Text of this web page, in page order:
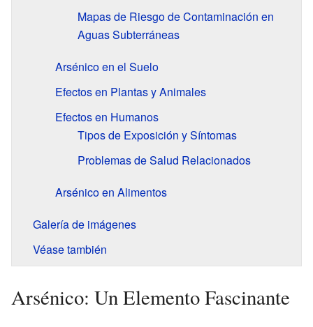
Mapas de Riesgo de Contaminación en
Aguas Subterráneas
Arsénico en el Suelo
Efectos en Plantas y Animales
Efectos en Humanos
Tipos de Exposición y Síntomas
Problemas de Salud Relacionados
Arsénico en Alimentos
Galería de imágenes
Véase también
Arsénico: Un Elemento Fascinante